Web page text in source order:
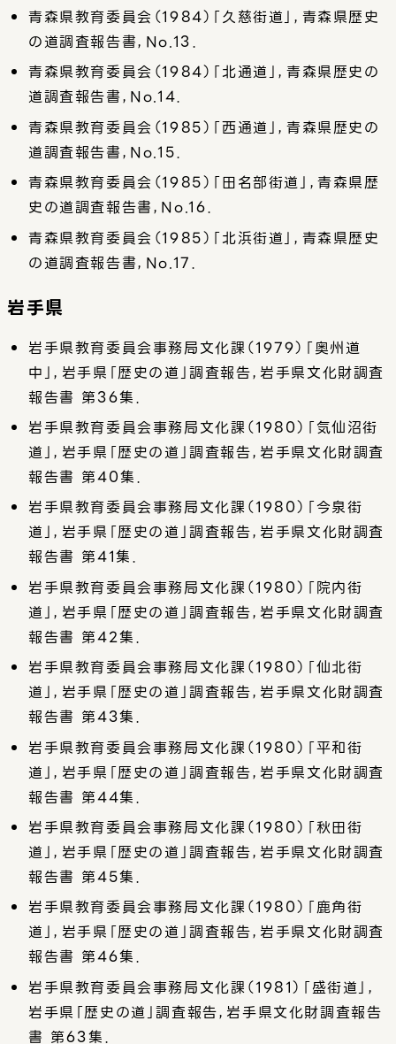
青森県教育委員会（1984）「久慈街道」，青森県歴史
の道調査報告書，No.13．
青森県教育委員会（1984）「北通道」，青森県歴史の
道調査報告書，No.14．
青森県教育委員会（1985）「西通道」，青森県歴史の
道調査報告書，No.15．
青森県教育委員会（1985）「田名部街道」，青森県歴
史の道調査報告書，No.16．
青森県教育委員会（1985）「北浜街道」，青森県歴史
の道調査報告書，No.17．
岩手県
岩手県教育委員会事務局文化課（1979）「奥州道
中」，岩手県「歴史の道」調査報告，岩手県文化財調査
報告書 第36集．
岩手県教育委員会事務局文化課（1980）「気仙沼街
道」，岩手県「歴史の道」調査報告，岩手県文化財調査
報告書 第40集．
岩手県教育委員会事務局文化課（1980）「今泉街
道」，岩手県「歴史の道」調査報告，岩手県文化財調査
報告書 第41集．
岩手県教育委員会事務局文化課（1980）「院内街
道」，岩手県「歴史の道」調査報告，岩手県文化財調査
報告書 第42集．
岩手県教育委員会事務局文化課（1980）「仙北街
道」，岩手県「歴史の道」調査報告，岩手県文化財調査
報告書 第43集．
岩手県教育委員会事務局文化課（1980）「平和街
道」，岩手県「歴史の道」調査報告，岩手県文化財調査
報告書 第44集．
岩手県教育委員会事務局文化課（1980）「秋田街
道」，岩手県「歴史の道」調査報告，岩手県文化財調査
報告書 第45集．
岩手県教育委員会事務局文化課（1980）「鹿角街
道」，岩手県「歴史の道」調査報告，岩手県文化財調査
報告書 第46集．
岩手県教育委員会事務局文化課（1981）「盛街道」，
岩手県「歴史の道」調査報告，岩手県文化財調査報告
書 第63集．